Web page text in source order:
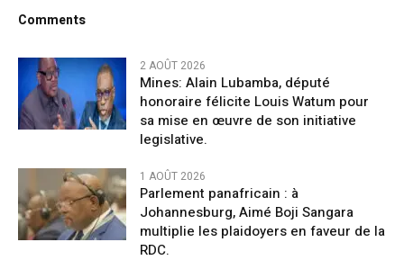
Comments
2 AOÛT 2026
Mines: Alain Lubamba, député
honoraire félicite Louis Watum pour
sa mise en œuvre de son initiative
legislative.
1 AOÛT 2026
Parlement panafricain : à
Johannesburg, Aimé Boji Sangara
multiplie les plaidoyers en faveur de la
RDC.